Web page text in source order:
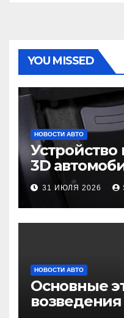
YOU MISSED
НОВОСТИ АВТО
3D
ковриков
31 ИЮЛЯ 2026
НОВОСТИ АВТО
Основные